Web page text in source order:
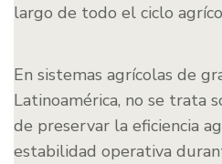
largo de todo el ciclo
En sistemas agrícolas de
Latinoamérica, no se trata
de preservar la eficiencia
estabilidad operativa